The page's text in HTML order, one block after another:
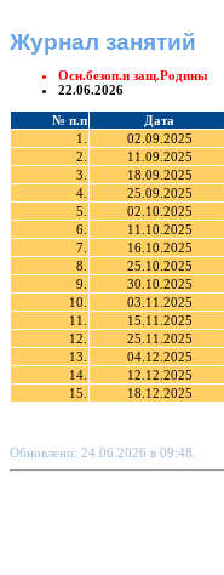
Журнал занятий
Осн.безоп.и защ.Родины
22.06.2026
№ п.п Дата
1.
02.09.2025
2.
11.09.2025
3.
18.09.2025
4.
25.09.2025
5.
02.10.2025
6.
11.10.2025
7.
16.10.2025
8.
25.10.2025
9.
30.10.2025
10.
03.11.2025
11.
15.11.2025
12.
25.11.2025
13.
04.12.2025
14.
12.12.2025
15.
18.12.2025
Обновлено: 24.06.2026 в 09:48.